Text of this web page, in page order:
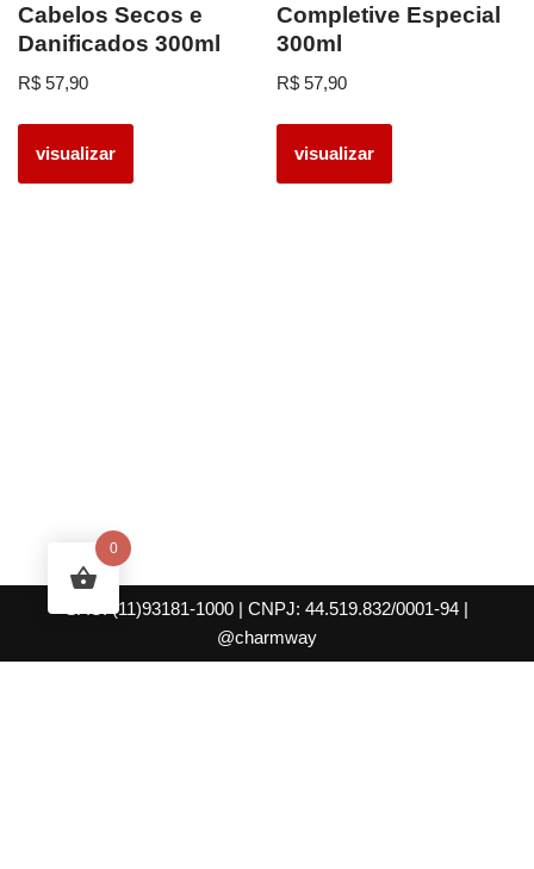
Cabelos Secos e
Danificados 300ml
R$ 57,90
visualizar
Completive Especial
300ml
R$ 57,90
visualizar
SAC: (11)93181-1000 | CNPJ: 44.519.832/0001-94 |
@charmway
0